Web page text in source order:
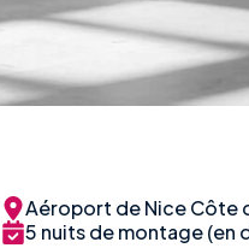
Aéroport de Nice Côte
5 nuits de montage (en